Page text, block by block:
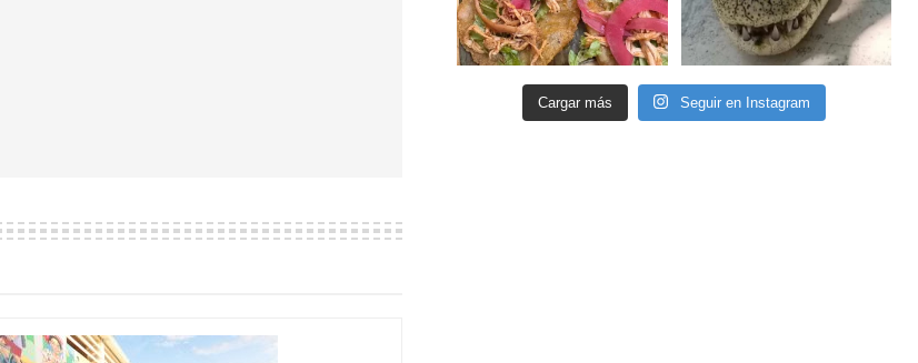
Cargar más Seguir en Instagram